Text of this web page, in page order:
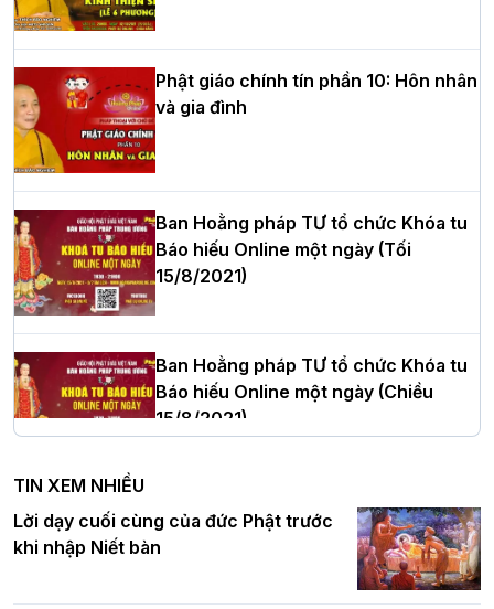
Trưởng BTS GHPGVN tỉnh Nghệ An
Hòa thượng Thích Quảng Tùng tái đắc
cử Trưởng BTS GHPGVN thành phố Hải
Phòng nhiệm kỳ 2026 – 2031
Thượng tọa Thích Tâm Chính được suy
cử tân Trưởng ban Trị sự GHPGVN tỉnh
Hà Nội: Tăng Ni Trường hạ Bồ Đề trang
nghiêm tác pháp Tiền an cư PL.2570 –
DL.2026
Phật giáo chính tín phần 10: Hôn nhân
và gia đình
Ban Hoằng pháp TƯ tổ chức Khóa tu
Báo hiếu Online một ngày (Tối
15/8/2021)
Ban Hoằng pháp TƯ tổ chức Khóa tu
Báo hiếu Online một ngày (Chiều
15/8/2021)
Ban Hoằng pháp TƯ tổ chức Khóa tu
Báo hiếu Online một ngày (Sáng
15/8/2021)
TIN XEM NHIỀU
Lời dạy cuối cùng của đức Phật trước
khi nhập Niết bàn